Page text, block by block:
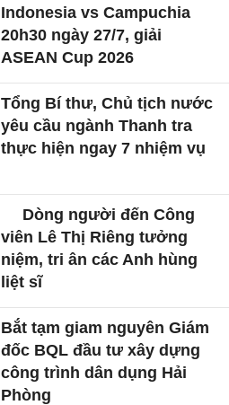
Indonesia vs Campuchia
20h30 ngày 27/7, giải
ASEAN Cup 2026
Tổng Bí thư, Chủ tịch nước
yêu cầu ngành Thanh tra
thực hiện ngay 7 nhiệm vụ
Dòng người đến Công
viên Lê Thị Riêng tưởng
niệm, tri ân các Anh hùng
liệt sĩ
Bắt tạm giam nguyên Giám
đốc BQL đầu tư xây dựng
công trình dân dụng Hải
Phòng